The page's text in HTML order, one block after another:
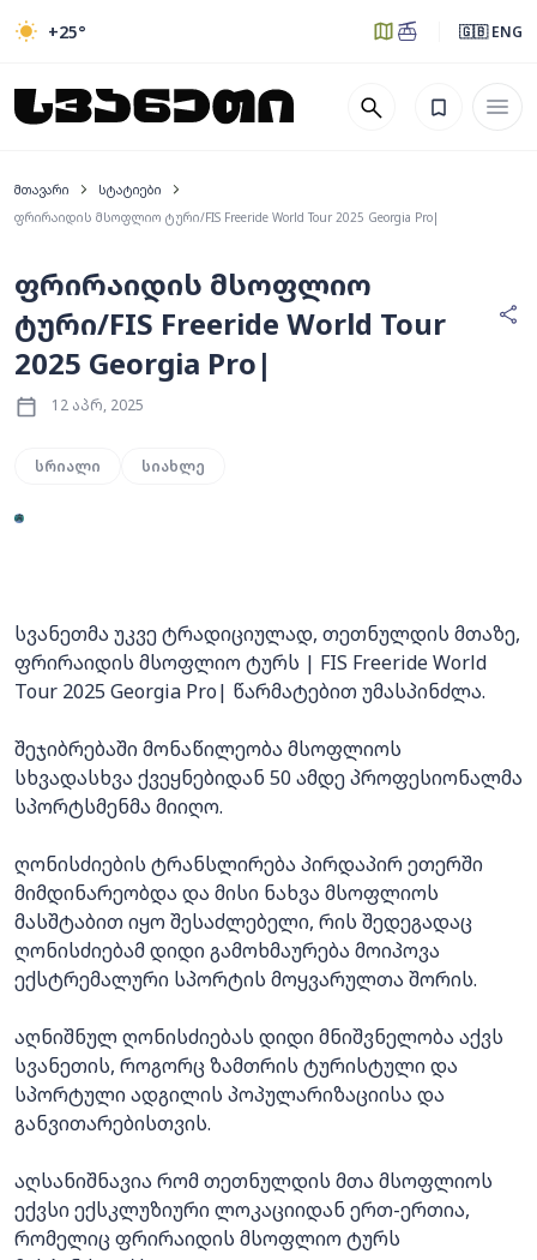
+25° 🇬🇧 ENG
მთავარი
სტატიები
ფრირაიდის მსოფლიო ტური/FIS Freeride World Tour 2025 Georgia Pro|
ფრირაიდის მსოფლიო
ტური/FIS Freeride World Tour
2025 Georgia Pro|
12 აპრ, 2025
სრიალი სიახლე
სვანეთმა უკვე ტრადიციულად, თეთნულდის მთაზე,
ფრირაიდის მსოფლიო ტურს | FIS Freeride World
Tour 2025 Georgia Pro| წარმატებით უმასპინძლა.
შეჯიბრებაში მონაწილეობა მსოფლიოს
სხვადასხვა ქვეყნებიდან 50 ამდე პროფესიონალმა
სპორტსმენმა მიიღო.
ღონისძიების ტრანსლირება პირდაპირ ეთერში
მიმდინარეობდა და მისი ნახვა მსოფლიოს
მასშტაბით იყო შესაძლებელი, რის შედეგადაც
ღონისძიებამ დიდი გამოხმაურება მოიპოვა
ექსტრემალური სპორტის მოყვარულთა შორის.
აღნიშნულ ღონისძიებას დიდი მნიშვნელობა აქვს
სვანეთის, როგორც ზამთრის ტურისტული და
სპორტული ადგილის პოპულარიზაციისა და
განვითარებისთვის.
აღსანიშნავია რომ თეთნულდის მთა მსოფლიოს
ექვსი ექსკლუზიური ლოკაციიდან ერთ-ერთია,
რომელიც ფრირაიდის მსოფლიო ტურს